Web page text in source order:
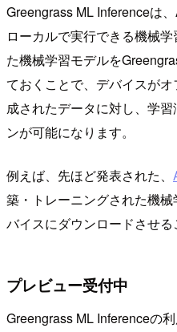
Greengrass ML Inferenceは
ローカルで実行できる機械
た機械学習モデルを
ておくことで、デバイスが
成されたデータに対し、学
ンが可能になります。
例えば、先ほど発表された、
築・トレーニングされた機
バイスにダウンロードさせる
プレビュー受付中
Greengrass ML Inferenceの